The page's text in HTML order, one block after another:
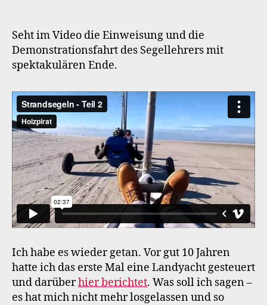
Seht im Video die Einweisung und die
Demonstrationsfahrt des Segellehrers mit
spektakulären Ende.
Ich habe es wieder getan. Vor gut 10 Jahren
hatte ich das erste Mal eine Landyacht gesteuert
und darüberhier berichtet. Was soll ich sagen –
es hat mich nicht mehr losgelassen und so